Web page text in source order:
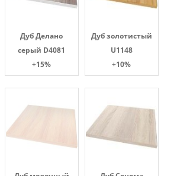
Дуб Делано
серый D4081
+15%
Дуб золотистый
U1148
+10%